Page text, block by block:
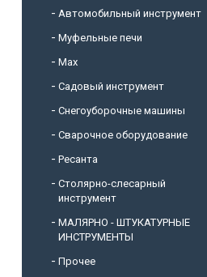
Автомобильный инструмент
Муфельные печи
Max
Садовый инструмент
Снегоуборочные машины
Cварочное оборудование
Ресанта
Столярно-слесарный
инструмент
МАЛЯРНО - ШТУКАТУРНЫЕ
ИНСТРУМЕНТЫ
Прочее